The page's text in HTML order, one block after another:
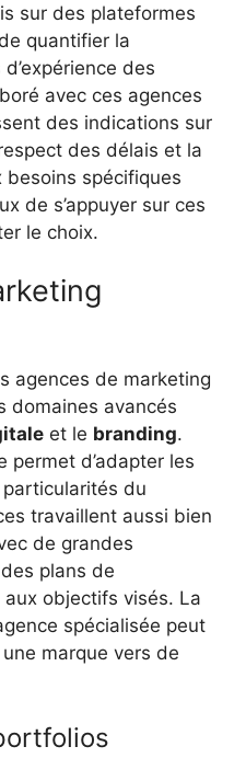
sur des plateformes
quantifier la
des
avec ces agences
des indications sur
des délais et la
besoins spécifiques
de s’appuyer sur ces
le choix.
agences de marketing
domaines avancés
et le branding.
permet d’adapter les
du
travaillent aussi bien
de grandes
plans de
objectifs visés. La
spécialisée peut
marque vers de